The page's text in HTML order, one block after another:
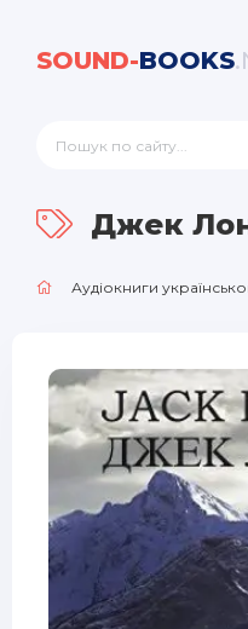
SOUND-BOOKS
Джек
Аудіокниги